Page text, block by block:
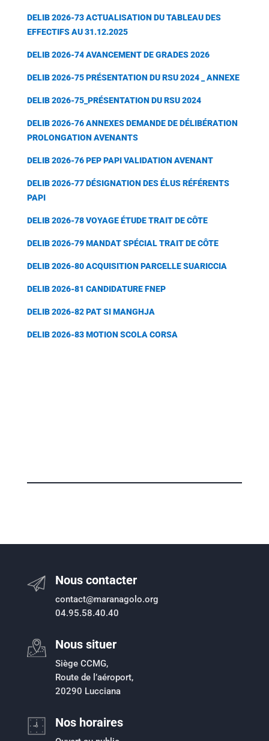
DELIB 2026-73 ACTUALISATION DU TABLEAU DES
EFFECTIFS AU 31.12.2025
DELIB 2026-74 AVANCEMENT DE GRADES 2026
DELIB 2026-75 PRÉSENTATION DU RSU 2024 _ ANNEXE
DELIB 2026-75_PRÉSENTATION DU RSU 2024
DELIB 2026-76 ANNEXES DEMANDE DE DÉLIBÉRATION
PROLONGATION AVENANTS
DELIB 2026-76 PEP PAPI VALIDATION AVENANT
DELIB 2026-77 DÉSIGNATION DES ÉLUS RÉFÉRENTS
PAPI
DELIB 2026-78 VOYAGE ÉTUDE TRAIT DE CÔTE
DELIB 2026-79 MANDAT SPÉCIAL TRAIT DE CÔTE
DELIB 2026-80 ACQUISITION PARCELLE SUARICCIA
DELIB 2026-81 CANDIDATURE FNEP
DELIB 2026-82 PAT SI MANGHJA
DELIB 2026-83 MOTION SCOLA CORSA
Nous contacter
contact@maranagolo.org
04.95.58.40.40
Nous situer
Siège CCMG,
Route de l’aéroport,
20290 Lucciana
Nos horaires